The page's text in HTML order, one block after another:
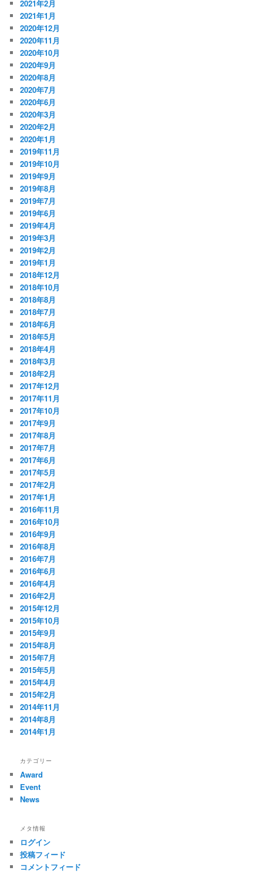
2021年2月
2021年1月
2020年12月
2020年11月
2020年10月
2020年9月
2020年8月
2020年7月
2020年6月
2020年3月
2020年2月
2020年1月
2019年11月
2019年10月
2019年9月
2019年8月
2019年7月
2019年6月
2019年4月
2019年3月
2019年2月
2019年1月
2018年12月
2018年10月
2018年8月
2018年7月
2018年6月
2018年5月
2018年4月
2018年3月
2018年2月
2017年12月
2017年11月
2017年10月
2017年9月
2017年8月
2017年7月
2017年6月
2017年5月
2017年2月
2017年1月
2016年11月
2016年10月
2016年9月
2016年8月
2016年7月
2016年6月
2016年4月
2016年2月
2015年12月
2015年10月
2015年9月
2015年8月
2015年7月
2015年5月
2015年4月
2015年2月
2014年11月
2014年8月
2014年1月
カテゴリー
Award
Event
News
メタ情報
ログイン
投稿フィード
コメントフィード